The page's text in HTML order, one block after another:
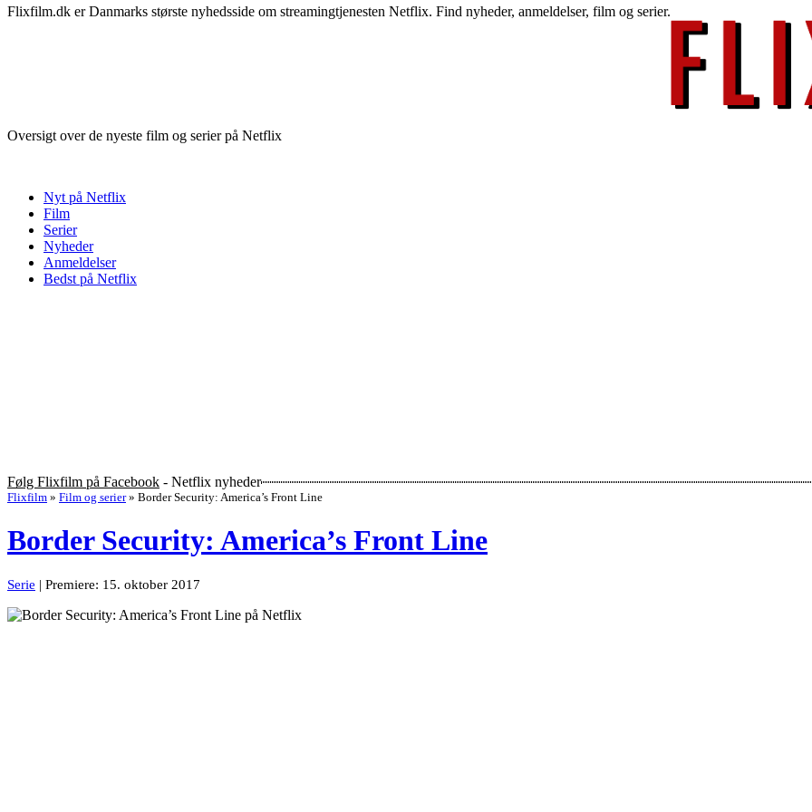
Flixfilm.dk er Danmarks største nyhedsside om streamingtjenesten Netflix. Find nyheder, anmeldelser, film og serier.
Oversigt over de nyeste film og serier på Netflix
Nyt på Netflix
Film
Serier
Nyheder
Anmeldelser
Bedst på Netflix
Følg Flixfilm på Facebook - Netflix nyheder
Flixfilm » Film og serier » Border Security: America’s Front Line
Border Security: America’s Front Line
Serie | Premiere: 15. oktober 2017